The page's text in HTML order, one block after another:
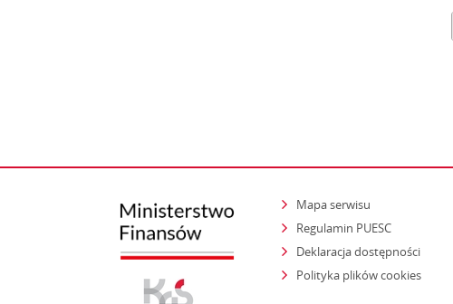
Mapa serwisu
Regulamin PUESC
Deklaracja dostępności
Polityka plików cookies